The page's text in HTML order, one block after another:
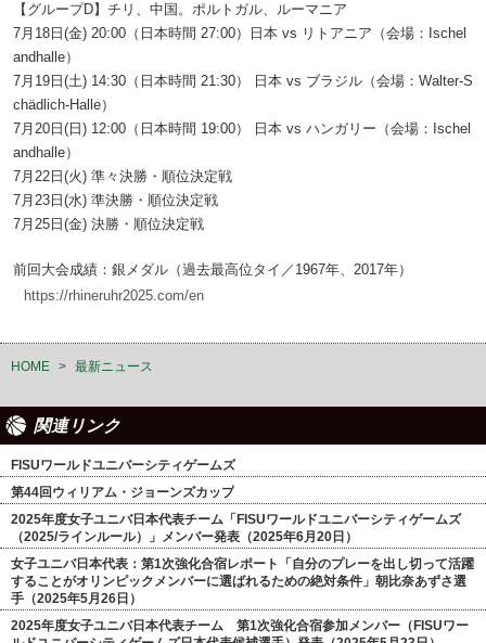
【グループD】チリ、中国。ポルトガル、ルーマニア
7月18日(金) 20:00（日本時間 27:00）日本 vs リトアニア（会場：Ischel
andhalle）
7月19日(土) 14:30（日本時間 21:30） 日本 vs ブラジル（会場：Walter-S
chädlich-Halle）
7月20日(日) 12:00（日本時間 19:00） 日本 vs ハンガリー（会場：Ischel
andhalle）
7月22日(火) 準々決勝・順位決定戦
7月23日(水) 準決勝・順位決定戦
7月25日(金) 決勝・順位決定戦
前回大会成績：銀メダル（過去最高位タイ／1967年、2017年）
https://rhineruhr2025.com/en
HOME > 最新ニュース
関連リンク
FISUワールドユニバーシティゲームズ
第44回ウィリアム・ジョーンズカップ
2025年度女子ユニバ日本代表チーム「FISUワールドユニバーシティゲームズ
（2025/ラインルール）」メンバー発表（2025年6月20日）
女子ユニバ日本代表：第1次強化合宿レポート「自分のプレーを出し切って活躍
することがオリンピックメンバーに選ばれるための絶対条件」朝比奈あずさ選
手（2025年5月26日）
2025年度女子ユニバ日本代表チーム 第1次強化合宿参加メンバー（FISUワー